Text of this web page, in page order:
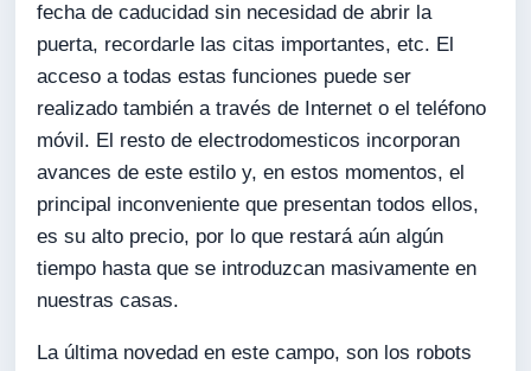
fecha de caducidad sin necesidad de abrir la
puerta, recordarle las citas importantes, etc. El
acceso a todas estas funciones puede ser
realizado también a través de Internet o el teléfono
móvil. El resto de electrodomesticos incorporan
avances de este estilo y, en estos momentos, el
principal inconveniente que presentan todos ellos,
es su alto precio, por lo que restará aún algún
tiempo hasta que se introduzcan masivamente en
nuestras casas.
La última novedad en este campo, son los robots